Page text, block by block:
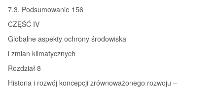
7.3. Podsumowanie 156
CZĘŚĆ IV
Globalne aspekty ochrony środowiska
i zmian klimatycznych
Rozdział 8
Historia i rozwój koncepcji zrównoważonego rozwoju –